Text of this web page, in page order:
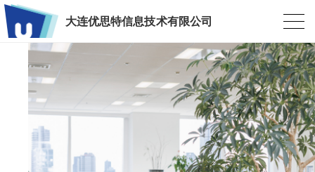
大连优思特信息技术有限公司